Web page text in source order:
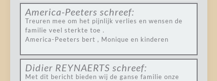
America-Peeters schreef:
Treuren mee om het pijnlijk verlies en wensen de
familie veel sterkte toe .
America-Peeters bert , Monique en kinderen
Didier REYNAERTS schreef:
Met dit bericht bieden wij de ganse familie onze